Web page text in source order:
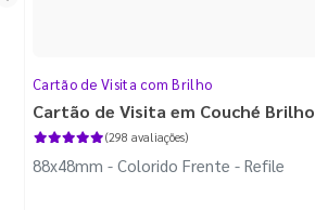
Cartão de Visita com Brilho
Cartão de Visita em Couché Brilho
(298 avaliações)
88x48mm - Colorido Frente - Refile